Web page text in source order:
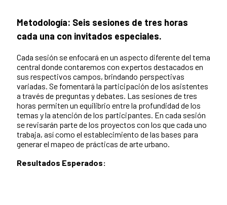
Metodología: Seis sesiones de tres horas
cada una con invitados especiales.
Cada sesión se enfocará en un aspecto diferente del tema
central donde contaremos con expertos destacados en
sus respectivos campos, brindando perspectivas
variadas. Se fomentará la participación de los asistentes
a través de preguntas y debates. Las sesiones de tres
horas permiten un equilibrio entre la profundidad de los
temas y la atención de los participantes. En cada sesión
se revisarán parte de los proyectos con los que cada uno
trabaja, así como el establecimiento de las bases para
generar el mapeo de prácticas de arte urbano.
Resultados Esperados: